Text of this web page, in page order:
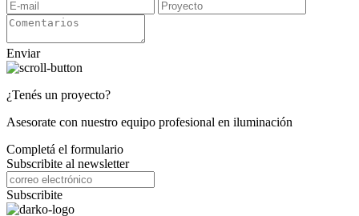
Enviar
¿Tenés un proyecto?
Asesorate con nuestro equipo profesional en iluminación
Completá el formulario
Subscribite al newsletter
Subscribite